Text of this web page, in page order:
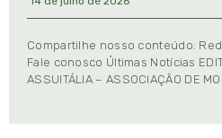
Compartilhe nosso conteúdo:
Fale conosco Últimas Notícias
ASSUITÁLIA – ASSOCIAÇÃO DE